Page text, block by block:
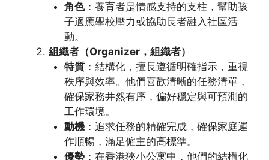
角色：養育者是情感支持的支柱，幫助孩
子適應學校壓力或協助長者融入社區活
動。
組織者（Organizer，組織者）
特質：結構化，擅長遵循明確指示，重視
秩序與效率。他們喜歡清晰的任務清單，
確保家務井然有序，偏好穩定與可預測的
工作環境。
動機：追求任務的精確完成，確保家庭運
作順暢，滿足僱主的高標準。
優勢：在香港狹小公寓中，他們的結構化